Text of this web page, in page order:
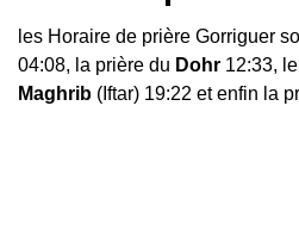
les Horaire de prière Gorriguer
04:08, la prière du Dohr 12:33, le
Maghrib (Iftar) 19:22 et enfin la